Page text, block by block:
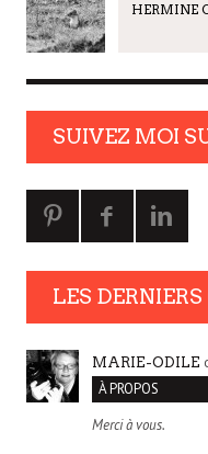
HERMINE
SUIVEZ MOI
LES
MARIE-ODILE
À PROPOS
Merci à vous.